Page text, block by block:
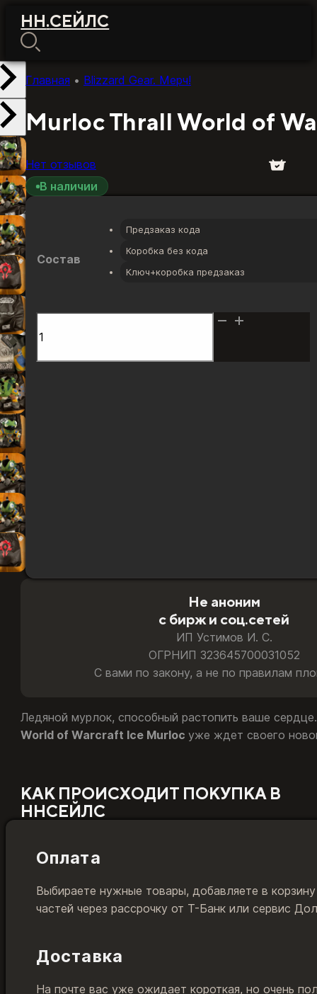
НН.СЕЙЛС
Главная • Blizzard Gear. Мерч!
Murloc Thrall World of
Нет отзывов
В наличии
Состав
Предзаказ кода
Коробка без кода
Ключ+коробка предзаказ
товара
Не аноним
с бирж и соц.сетей
ИП Устимов И. С.
ОГРНИП 323645700031052
С вами по закону, а не по правилам
Ледяной мурлок, способный растопить ваше сердце.
World of Warcraft Ice Murlocуже ждет своего
КАК ПРОИСХОДИТ ПОКУПКА В
ННСЕЙЛС
Оплата
Выбираете нужные товары, добавляете в
частей через рассрочку от Т-Банк или сервис
Доставка
На почте вас уже ожидает короткая, но очень